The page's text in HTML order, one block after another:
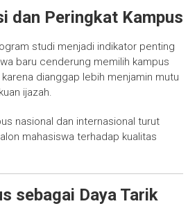
dan Peringkat Kampus
studi menjadi indikator penting
baru cenderung memilih kampus
dianggap lebih menjamin mutu
ijazah.
nasional dan internasional turut
mahasiswa terhadap kualitas
sebagai Daya Tarik